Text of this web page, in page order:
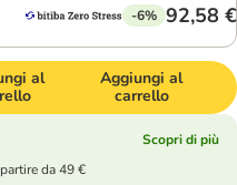
-6% 92,58 €
al
Aggiungi al
carrello
Scopri di più
da 49 €